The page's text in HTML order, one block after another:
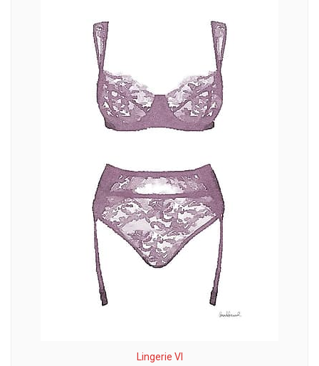
Lingerie VI